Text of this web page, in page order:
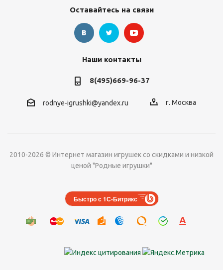
Оставайтесь на связи
Наши контакты
8(495)669-96-37
rodnye-igrushki@yandex.ru г. Москва
2010-2026 © Интернет магазин игрушек со скидками и низкой
ценой "Родные игрушки"
Быстро с 1С-Битрикс